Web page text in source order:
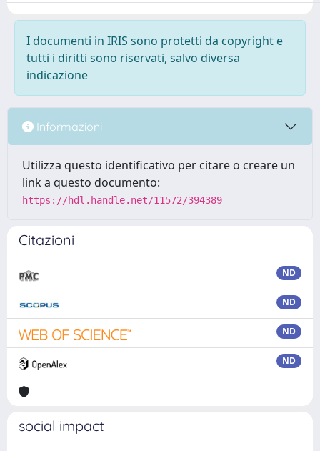
I documenti in IRIS sono protetti da copyright e
tutti i diritti sono riservati, salvo diversa
indicazione
Informazioni
Utilizza questo identificativo per citare o creare un
link a questo documento:
https://hdl.handle.net/11572/394389
Citazioni
ND
ND
ND
ND
social impact